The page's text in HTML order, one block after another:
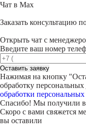
Чат в Max
Заказать консультацию
Открыть чат с
Введите ваш номер
Оставить заявку
Нажимая на кнопку "
обработку
обработки
Спасибо! Мы получили
Скоро с вами свяжется
вы оставили